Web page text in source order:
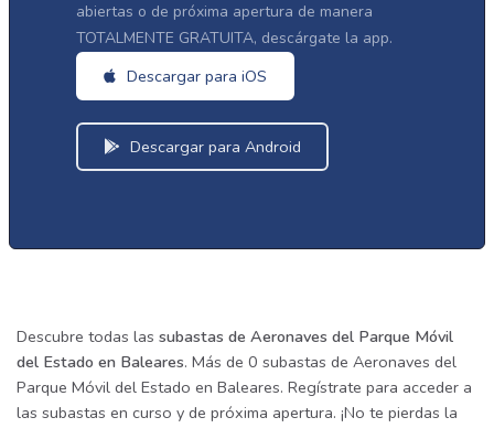
abiertas o de próxima apertura de manera
TOTALMENTE GRATUITA, descárgate la app.
Descargar para iOS
Descargar para Android
Descubre todas las subastas de Aeronaves del Parque Móvil
del Estado en Baleares. Más de 0 subastas de Aeronaves del
Parque Móvil del Estado en Baleares. Regístrate para acceder a
las subastas en curso y de próxima apertura. ¡No te pierdas la